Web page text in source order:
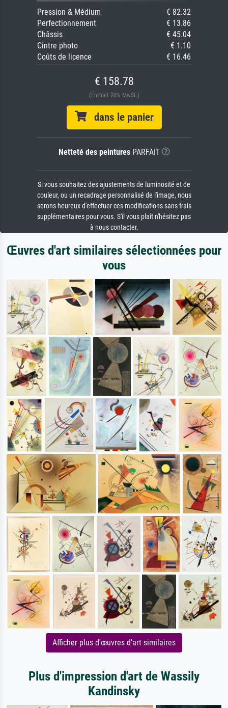
Pression & Médium
€ 82.32
Perfectionnement
€ 13.86
Châssis
€ 45.04
Cintre photo
€ 1.10
Coûts de licence
€ 16.46
€ 158.78
(Enthält 20% MwSt.)
dans le panier
Netteté des peinturesPARFAIT
Si vous souhaitez des ajustements de luminosité et de
couleur, ou un recadrage personnalisé de l'image, nous
serons heureux d'effectuer ces modifications sans frais
supplémentaires pour vous. S'il vous plaît n'hésitez pas
à nous contacter.
Œuvres d'art similaires sélectionnées pour
vous
Afficher plus d'œuvres d'art similaires
Plus d'impression d'art de Wassily
Kandinsky